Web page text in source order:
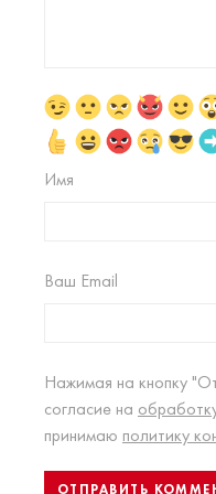
Имя
Ваш Email
Нажимая на кнопку
согласие на
принимаю политику